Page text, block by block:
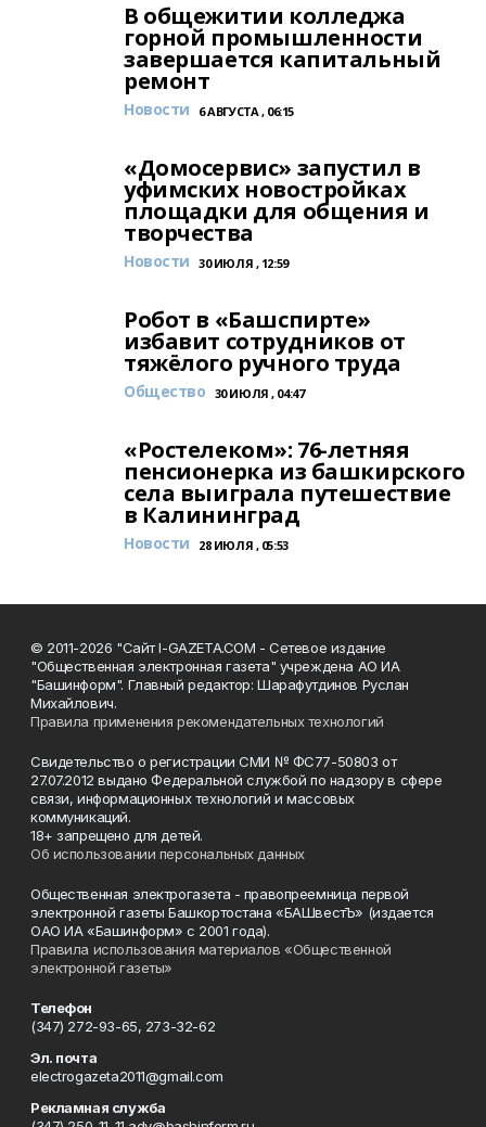
В общежитии колледжа
горной промышленности
завершается капитальный
ремонт
Новости 6 АВГУСТА , 06:15
«Домосервис» запустил в
уфимских новостройках
площадки для общения и
творчества
Новости 30 ИЮЛЯ , 12:59
Робот в «Башспирте»
избавит сотрудников от
тяжёлого ручного труда
Общество 30 ИЮЛЯ , 04:47
«Ростелеком»: 76-летняя
пенсионерка из башкирского
села выиграла путешествие
в Калининград
Новости 28 ИЮЛЯ , 05:53
© 2011-2026 "Сайт I-GAZETA.COM - Сетевое издание
"Общественная электронная газета" учреждена АО ИА
"Башинформ". Главный редактор: Шарафутдинов Руслан
Михайлович.
Правила применения рекомендательных технологий
Свидетельство о регистрации СМИ № ФС77-50803 от
27.07.2012 выдано Федеральной службой по надзору в сфере
связи, информационных технологий и массовых
коммуникаций.
18+ запрещено для детей.
Об использовании персональных данных
Общественная электрогазета - правопреемница первой
электронной газеты Башкортостана «БАШвестЪ» (издается
ОАО ИА «Башинформ» с 2001 года).
Правила использования материалов «Общественной
электронной газеты»
Телефон
(347) 272-93-65, 273-32-62
Эл. почта
electrogazeta2011@gmail.com
Рекламная служба